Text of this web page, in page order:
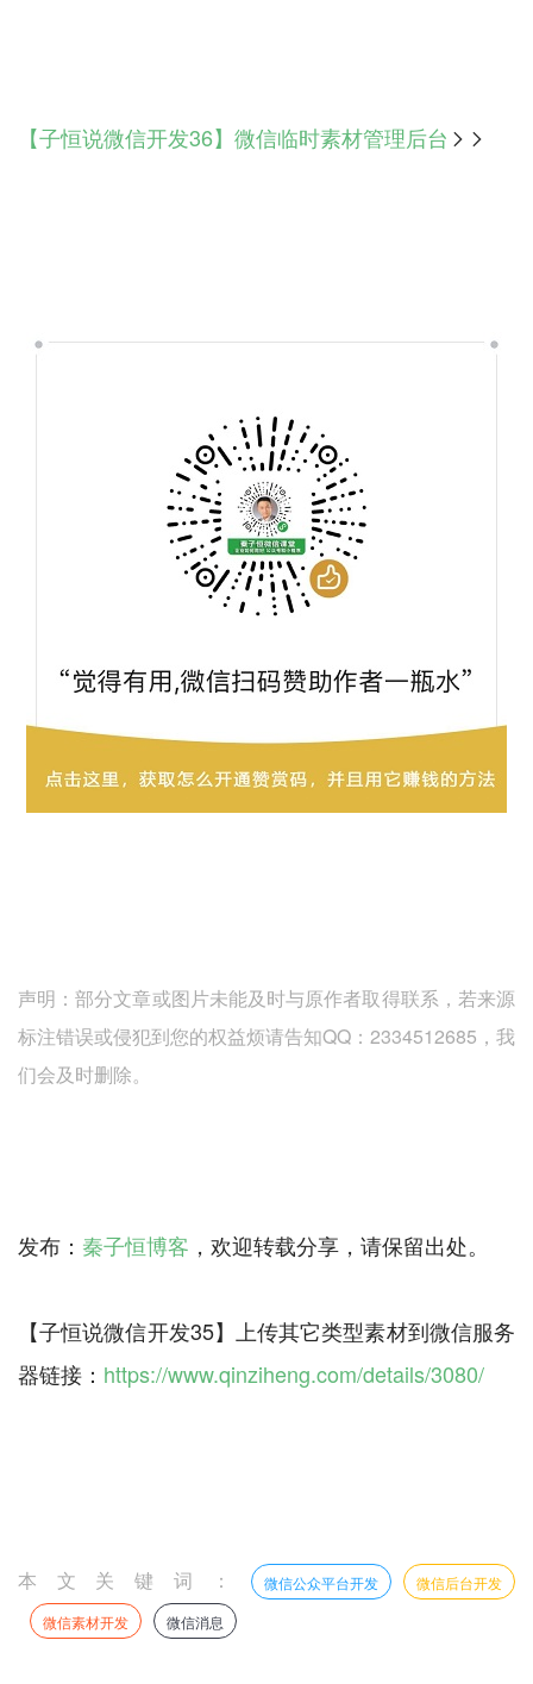
【子恒说微信开发36】微信临时素材管理后台 
声明：部分文章或图片未能及时与原作者取得联系，若来源
标注错误或侵犯到您的权益烦请告知QQ：2334512685，我
们会及时删除。
发布： 秦子恒博客 ，欢迎转载分享，请保留出处。
【子恒说微信开发35】上传其它类型素材到微信服务
器链接： https://www.qinziheng.com/details/3080/
本文关键词： 微信公众平台开发
微信后台开发
微信素材开发
微信消息